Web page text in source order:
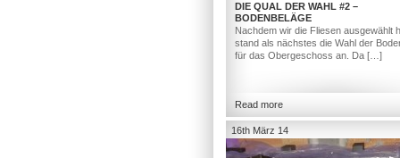
DIE QUAL DER WAHL #2 –
BODENBELÄGE
Nachdem wir die Fliesen ausgewählt
stand als nächstes die Wahl der
für das Obergeschoss an. Da […]
Read more
16th März 14